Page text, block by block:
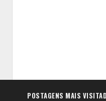
POSTAGENS MAIS